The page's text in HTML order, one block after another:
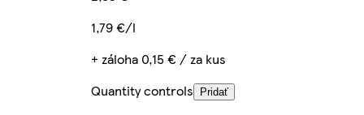
1,79 €/l
+ záloha 0,15 € / za kus
Quantity controls
Pridať